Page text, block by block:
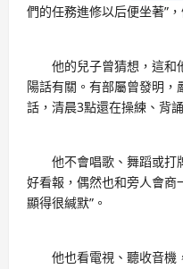
們的任務進修以后便坐著”
他的兒子曾猜想，這和
陽話有關。有部屬曾發明
話，清晨3點還在操練、背
他不會唱歌、舞蹈或打
好看報，偶然也和旁人會商
顯得很緘默”。
他也看電視、聽收音機